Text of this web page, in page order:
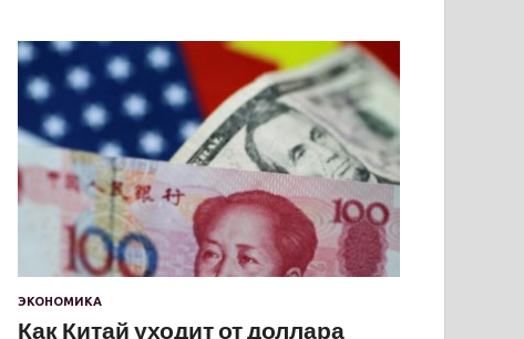
ЭКОНОМИКА
Как Китай уходит от доллара